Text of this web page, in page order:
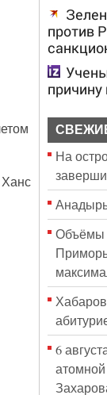
против
На
Объёмы
6